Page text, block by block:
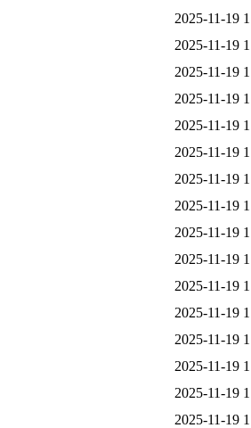
2025-11-19
2025-11-19
2025-11-19
2025-11-19
2025-11-19
2025-11-19
2025-11-19
2025-11-19
2025-11-19
2025-11-19
2025-11-19
2025-11-19
2025-11-19
2025-11-19
2025-11-19
2025-11-19